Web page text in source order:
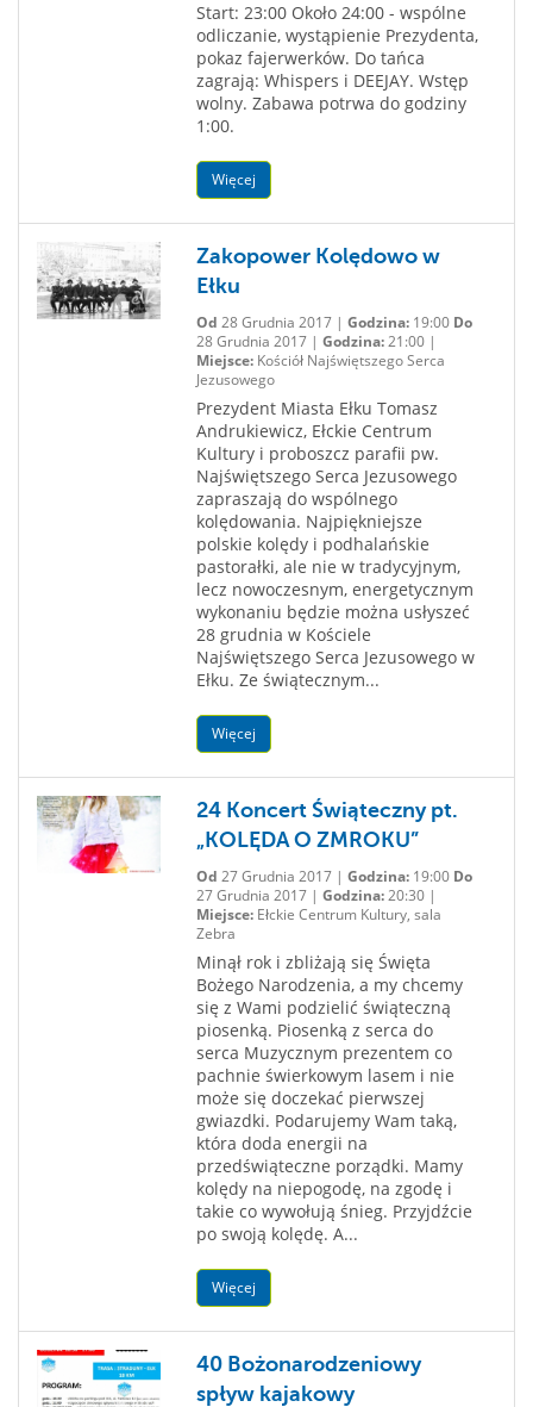
Start: 23:00 Około 24:00 - wspólne
odliczanie, wystąpienie Prezydenta,
pokaz fajerwerków. Do tańca
zagrają: Whispers i DEEJAY. Wstęp
wolny. Zabawa potrwa do godziny
1:00.
Więcej
Zakopower Kolędowo w
Ełku
Od 28 Grudnia 2017 | Godzina:19:00 Do
28 Grudnia 2017 | Godzina:21:00 |
Miejsce:Kościół Najświętszego Serca
Jezusowego
Prezydent Miasta Ełku Tomasz
Andrukiewicz, Ełckie Centrum
Kultury i proboszcz parafii pw.
Najświętszego Serca Jezusowego
zapraszają do wspólnego
kolędowania. Najpiękniejsze
polskie kolędy i podhalańskie
pastorałki, ale nie w tradycyjnym,
lecz nowoczesnym, energetycznym
wykonaniu będzie można usłyszeć
28 grudnia w Kościele
Najświętszego Serca Jezusowego w
Ełku. Ze świątecznym...
Więcej
24 Koncert Świąteczny pt.
„KOLĘDA O ZMROKU”
Od 27 Grudnia 2017 | Godzina:19:00 Do
27 Grudnia 2017 | Godzina:20:30 |
Miejsce:Ełckie Centrum Kultury, sala
Zebra
Minął rok i zbliżają się Święta
Bożego Narodzenia, a my chcemy
się z Wami podzielić świąteczną
piosenką. Piosenką z serca do
serca Muzycznym prezentem co
pachnie świerkowym lasem i nie
może się doczekać pierwszej
gwiazdki. Podarujemy Wam taką,
która doda energii na
przedświąteczne porządki. Mamy
kolędy na niepogodę, na zgodę i
takie co wywołują śnieg. Przyjdźcie
po swoją kolędę. A...
Więcej
40 Bożonarodzeniowy
spływ kajakowy